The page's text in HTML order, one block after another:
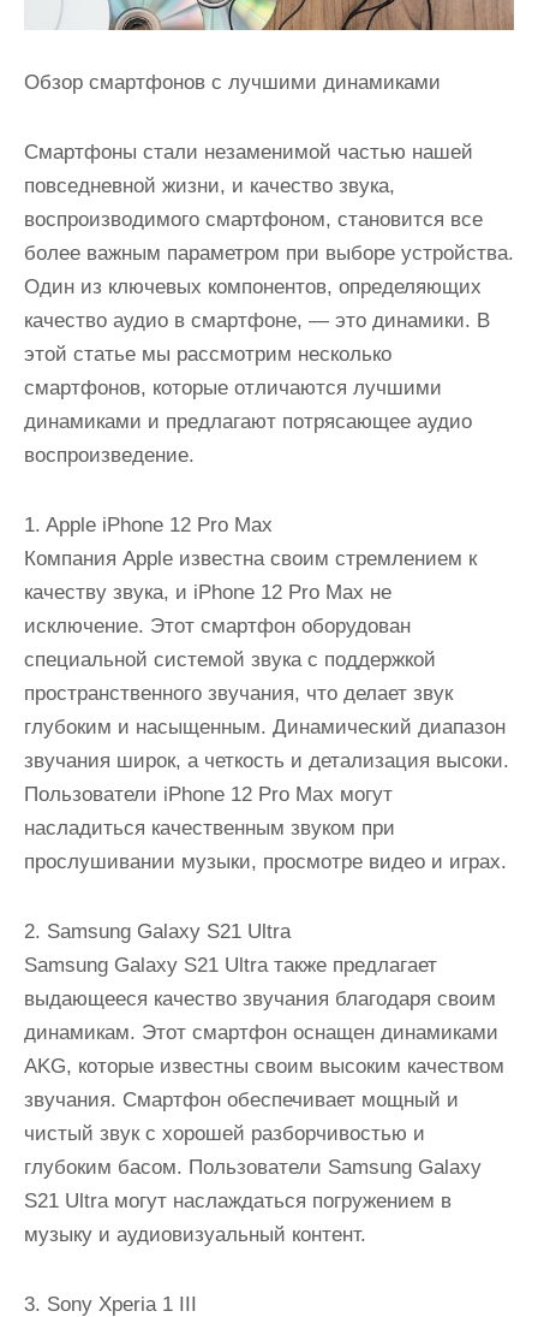
Обзор смартфонов с лучшими динамиками
Смартфоны стали незаменимой частью нашей
повседневной жизни, и качество звука,
воспроизводимого смартфоном, становится все
более важным параметром при выборе устройства.
Один из ключевых компонентов, определяющих
качество аудио в смартфоне, — это динамики. В
этой статье мы рассмотрим несколько
смартфонов, которые отличаются лучшими
динамиками и предлагают потрясающее аудио
воспроизведение.
1. Apple iPhone 12 Pro Max
Компания Apple известна своим стремлением к
качеству звука, и iPhone 12 Pro Max не
исключение. Этот смартфон оборудован
специальной системой звука с поддержкой
пространственного звучания, что делает звук
глубоким и насыщенным. Динамический диапазон
звучания широк, а четкость и детализация высоки.
Пользователи iPhone 12 Pro Max могут
насладиться качественным звуком при
прослушивании музыки, просмотре видео и играх.
2. Samsung Galaxy S21 Ultra
Samsung Galaxy S21 Ultra также предлагает
выдающееся качество звучания благодаря своим
динамикам. Этот смартфон оснащен динамиками
AKG, которые известны своим высоким качеством
звучания. Смартфон обеспечивает мощный и
чистый звук с хорошей разборчивостью и
глубоким басом. Пользователи Samsung Galaxy
S21 Ultra могут наслаждаться погружением в
музыку и аудиовизуальный контент.
3. Sony Xperia 1 III